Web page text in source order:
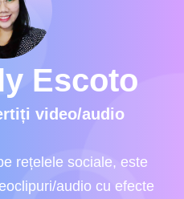
Escoto
video/audio
rețelele sociale, este
audio cu efecte